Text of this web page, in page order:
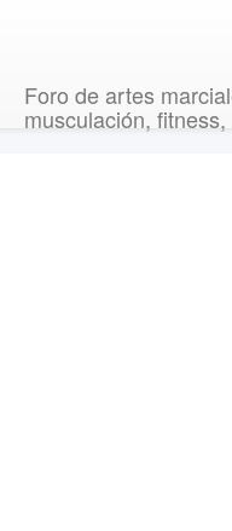
Foro de artes
musculación, fitness,